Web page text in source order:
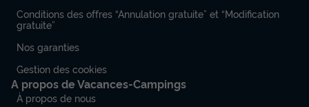
Conditions des offres “Annulation gratuite” et “Modification
gratuite”
Nos garanties
Gestion des cookies
A propos de Vacances-Campings
À propos de nous